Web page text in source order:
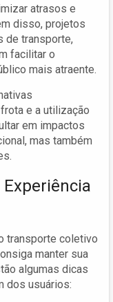
atrasos e
disso, projetos
de transporte,
facilitar o
mais atraente.
e a utilização
em impactos
mas também
transporte coletivo
manter sua
algumas dicas
dos usuários: